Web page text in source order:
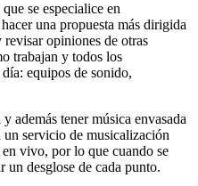
se especialice en
una propuesta más dirigida
opiniones de otras
trabajan y todos los
equipos de sonido,
además tener música envasada
servicio de musicalización
vivo, por lo que cuando se
un desglose de cada punto.